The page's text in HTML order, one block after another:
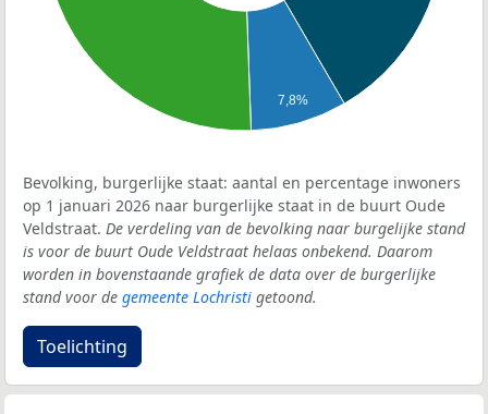
7,8%
Bevolking, burgerlijke staat: aantal en percentage inwoners
op 1 januari 2026 naar burgerlijke staat in de buurt Oude
Veldstraat. De verdeling van de bevolking naar burgelijke stand
is voor de buurt Oude Veldstraat helaas onbekend. Daarom
worden in bovenstaande grafiek de data over de burgerlijke
stand voor de gemeente Lochristi getoond.
Toelichting